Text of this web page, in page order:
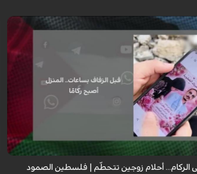
من غزة كانت تستعد ليوم زفافها، جهزت كل شيء من ذهب
لكن قبل ساعات من الموعد استهدف القصف منزل زوجها
الركام... أحلام زوجين تتحطّم | فلسطين الصمود